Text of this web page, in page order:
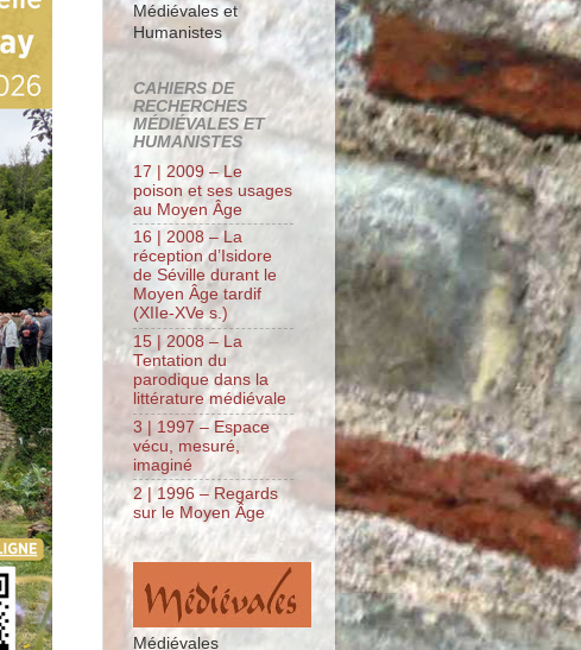
Médiévales et
Humanistes
CAHIERS DE
RECHERCHES
MÉDIÉVALES ET
HUMANISTES
17 | 2009 – Le
poison et ses usages
au Moyen Âge
16 | 2008 – La
réception d’Isidore
de Séville durant le
Moyen Âge tardif
(XIIe-XVe s.)
15 | 2008 – La
Tentation du
parodique dans la
littérature médiévale
3 | 1997 – Espace
vécu, mesuré,
imaginé
2 | 1996 – Regards
sur le Moyen Âge
Médiévales